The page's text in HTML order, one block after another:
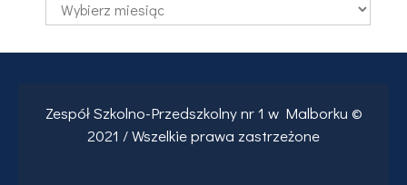
wpisy:
Zespół Szkolno-Przedszkolny nr 1 w Malborku ©
2021 / Wszelkie prawa zastrzeżone